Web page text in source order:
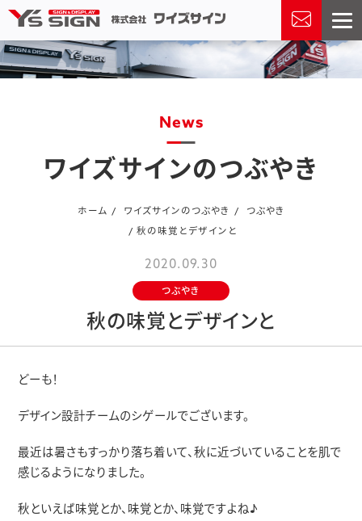
news
ワイズサインのつぶやき
ホーム ワイズサインのつぶやき つぶやき
秋の味覚とデザインと
2020.09.30
つぶやき
秋の味覚とデザインと
どーも！
デザイン設計チームのシゲールでございます。
最近は暑さもすっかり落ち着いて、秋に近づいていることを肌で
感じるようになりました。
秋といえば味覚とか、味覚とか、味覚ですよね♪